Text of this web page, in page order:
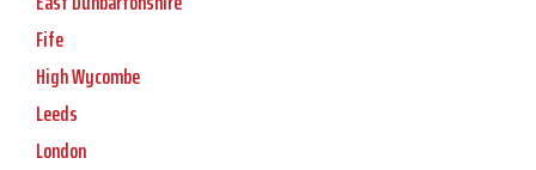
Fife
High Wycombe
Leeds
London